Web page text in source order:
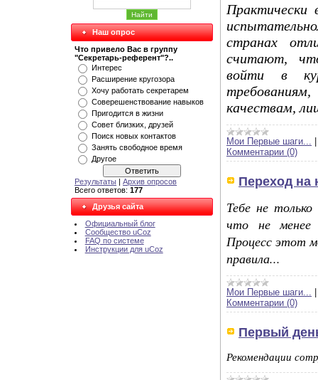
Наш опрос
Что привело Вас в группу
"Секретарь-референт"?..
Интерес
Расширение кругозора
Хочу работать секретарем
Соверешенствование навыков
Пригодится в жизни
Совет близких, друзей
Поиск новых контактов
Занять свободное время
Другое
Результаты | Архив опросов
Всего ответов: 177
Друзья сайта
Официальный блог
Сообщество uCoz
FAQ по системе
Инструкции для uCoz
Практически
странах
считают,
войти в
качествам,
Мои Первые шаги...
Комментарии (0)
Переход на
Тебе не
что не менее
Процесс этот
правила...
Мои Первые шаги...
Комментарии (0)
Первый
Рекомендации